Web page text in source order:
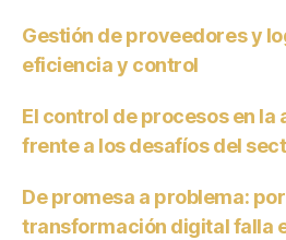
Gestión de proveedores y
eficiencia y control
El control de procesos en
frente a los desafíos del
De promesa a problema:
transformación digital falla